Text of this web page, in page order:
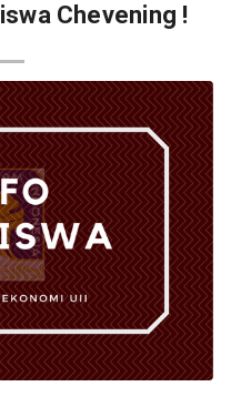
Chevening !